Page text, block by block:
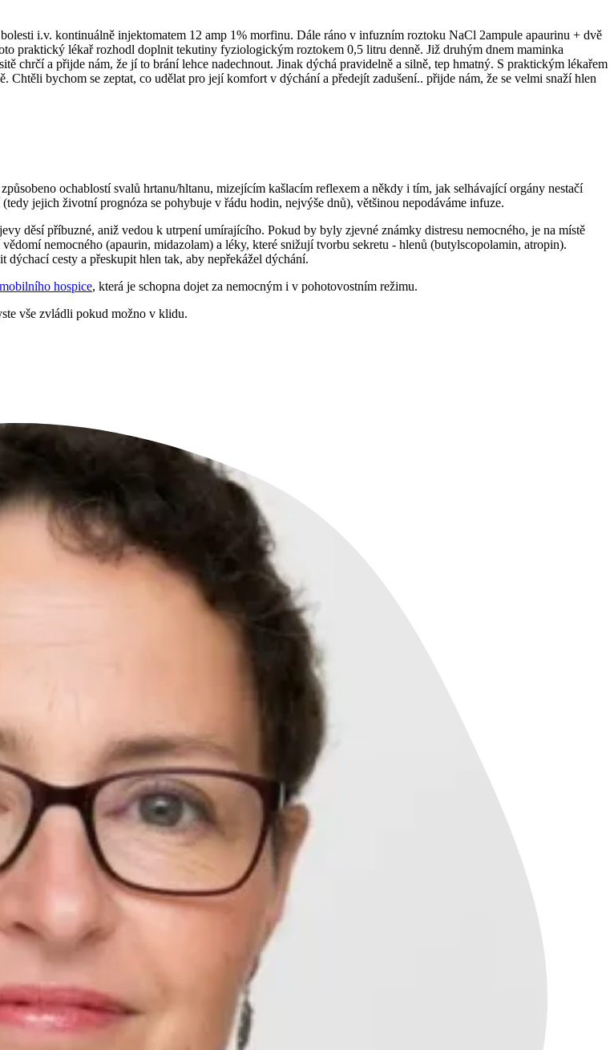
i.v. kontinuálně injektomatem 12 amp 1% morfinu. Dále ráno v infuzním roztoku NaCl 2ampule apaurinu + dvě
praktický lékař rozhodl doplnit tekutiny fyziologickým roztokem 0,5 litru denně. Již druhým dnem maminka
chrčí a přijde nám, že jí to brání lehce nadechnout. Jinak dýchá pravidelně a silně, tep hmatný. S praktickým lékařem
bychom se zeptat, co udělat pro její komfort v dýchání a předejít zadušení.. přijde nám, že se velmi snaží hlen
ochablostí svalů hrtanu/hltanu, mizejícím kašlacím reflexem a někdy i tím, jak selhávající orgány nestačí
jejich životní prognóza se pohybuje v řádu hodin, nejvýše dnů), většinou nepodáváme infuze.
děsí příbuzné, aniž vedou k utrpení umírajícího. Pokud by byly zjevné známky distresu nemocného, je na místě
nemocného (apaurin, midazolam) a léky, které snižují tvorbu sekretu - hlenů (butylscopolamin, atropin).
cesty a přeskupit hlen tak, aby nepřekážel dýchání.
mobilního hospice, která je schopna dojet za nemocným i v pohotovostním režimu.
vše zvládli pokud možno v klidu.